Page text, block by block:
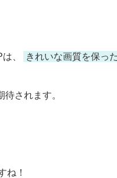
、
きれいな画質を保っ
されます。
ね！